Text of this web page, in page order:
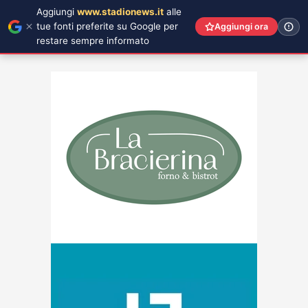
Aggiungi www.stadionews.it alle
tue fonti preferite su Google per
restare sempre informato
Aggiungi ora